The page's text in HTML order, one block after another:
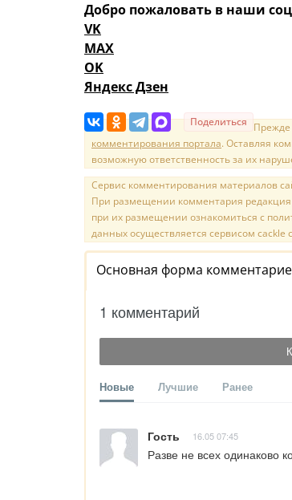
Добро пожаловать в наши
VK
MAX
OK
Яндекс Дзен
Поделиться Прежде
комментирования портала. Оставляя
возможную ответственность за их
Сервис комментирования материалов
При размещении комментария
при их размещении ознакомиться с
данных осуществляется сервисом cackle
Основная форма
1 комментарий
Новые Лучшие Ранее
Гость 16.05 07:45
Разве не всех одинаково